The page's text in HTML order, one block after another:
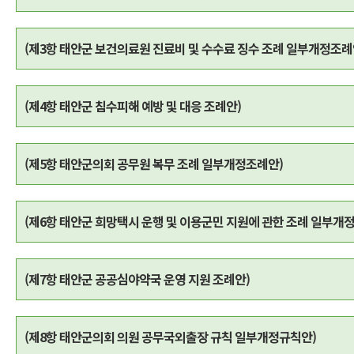
(제3항 태안군 보건의료원 진료비 및 수수료 징수 조례 일부개정조
(제4항 태안군 침수피해 예방 및 대응 조례안)
(제5항 태안군의회 공무원 복무 조례 일부개정조례안)
(제6항 태안군 희망택시 운행 및 이용군민 지원에 관한 조례 일부개
(제7항 태안군 공공심야약국 운영 지원 조례안)
(제8항 태안군의회 의원 공무국외출장 규칙 일부개정규칙안)